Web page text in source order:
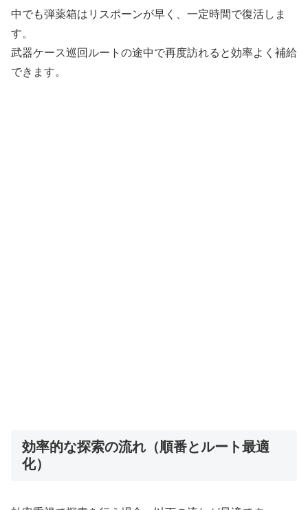
中でも弾薬箱はリスポーンが早く、一定時間で復活しま
す。
武器ケース巡回ルートの途中で再度訪れると効率よく補給
できます。
効率的な探索の流れ（順番とルート最適
化）